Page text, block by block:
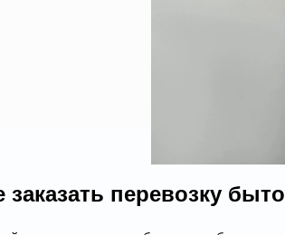
перевозку